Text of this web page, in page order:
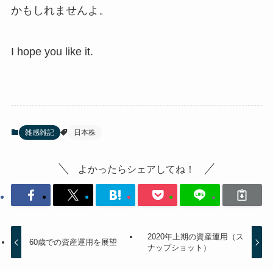
かもしれませんよ。
I hope you like it.
雑感雑記 日本株
よかったらシェアしてね！
60歳での資産運用を展望
2020年上期の資産運用（ス
ナップショット）